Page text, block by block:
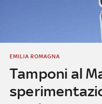
Tamponi al
EMILIA ROMAGNA